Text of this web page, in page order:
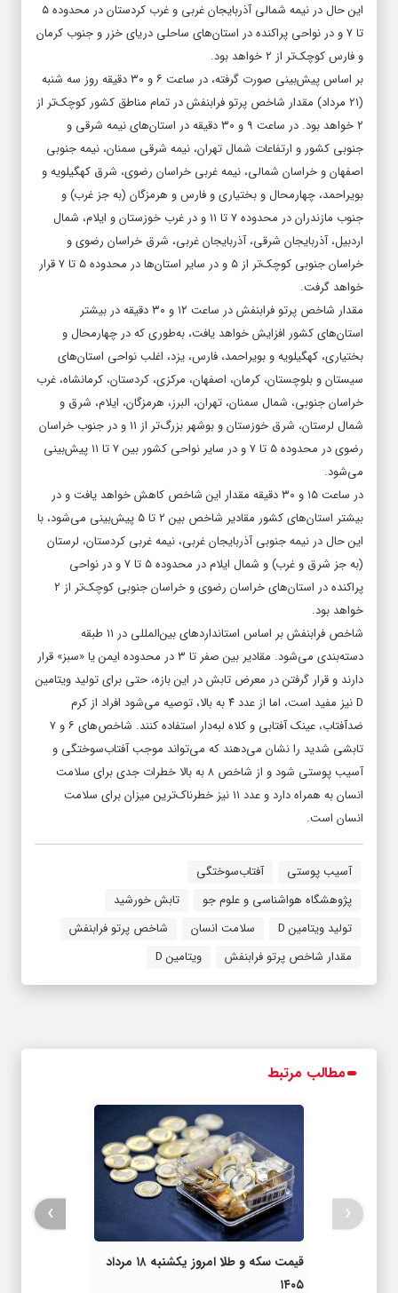
این حال در نیمه شمالی آذربایجان غربی و غرب کردستان در محدوده ۵
تا ۷ و در نواحی پراکنده در استان‌های ساحلی دریای خزر و جنوب کرمان
و فارس کوچک‌تر از ۲ خواهد بود.
بر اساس پیش‌بینی صورت گرفته، در ساعت ۶ و ۳۰ دقیقه روز سه شنبه
(۲۱ مرداد) مقدار شاخص پرتو فرابنفش در تمام مناطق کشور کوچک‌تر از
۲ خواهد بود. در ساعت ۹ و ۳۰ دقیقه در استان‌های نیمه شرقی و
جنوبی کشور و ارتفاعات شمال تهران، نیمه شرقی سمنان، نیمه جنوبی
اصفهان و خراسان شمالی، نیمه غربی خراسان رضوی، شرق کهگیلویه و
بویراحمد، چهارمحال و بختیاری و فارس و هرمزگان (به جز غرب) و
جنوب مازندران در محدوده ۷ تا ۱۱ و در غرب خوزستان و ایلام، شمال
اردبیل، آذربایجان شرقی، آذربایجان غربی، شرق خراسان رضوی و
خراسان جنوبی کوچک‌تر از ۵ و در سایر استان‌ها در محدوده ۵ تا ۷ قرار
خواهد گرفت.
مقدار شاخص پرتو فرابنفش در ساعت ۱۲ و ۳۰ دقیقه در بیشتر
استان‌های کشور افزایش خواهد یافت، به‌طوری که در چهارمحال و
بختیاری، کهگیلویه و بویراحمد، فارس، یزد، اغلب نواحی استان‌های
سیستان و بلوچستان، کرمان، اصفهان، مرکزی، کردستان، کرمانشاه، غرب
خراسان جنوبی، شمال سمنان، تهران، البرز، هرمزگان، ایلام، شرق و
شمال لرستان، شرق خوزستان و بوشهر بزرگ‌تر از ۱۱ و در جنوب خراسان
رضوی در محدوده ۵ تا ۷ و در سایر نواحی کشور بین ۷ تا ۱۱ پیش‌بینی
می‌شود.
در ساعت ۱۵ و ۳۰ دقیقه مقدار این شاخص کاهش خواهد یافت و در
بیشتر استان‌های کشور مقادیر شاخص بین ۲ تا ۵ پیش‌بینی می‌شود، با
این حال در نیمه جنوبی آذربایجان غربی، نیمه غربی کردستان، لرستان
(به جز شرق و غرب) و شمال ایلام در محدوده ۵ تا ۷ و در نواحی
پراکنده در استان‌های خراسان رضوی و خراسان جنوبی کوچک‌تر از ۲
خواهد بود.
شاخص فرابنفش بر اساس استاندارد‌های بین‌المللی در ۱۱ طبقه
دسته‌بندی می‌شود. مقادیر بین صفر تا ۳ در محدوده ایمن یا «سبز» قرار
دارند و قرار گرفتن در معرض تابش در این بازه، حتی برای تولید ویتامین
D نیز مفید است، اما از عدد ۴ به بالا، توصیه می‌شود افراد از کرم
ضدآفتاب، عینک آفتابی و کلاه لبه‌دار استفاده کنند. شاخص‌های ۶ و ۷
تابشی شدید را نشان می‌دهند که می‌تواند موجب آفتاب‌سوختگی و
آسیب پوستی شود و از شاخص ۸ به بالا خطرات جدی برای سلامت
انسان به همراه دارد و عدد ۱۱ نیز خطرناک‌ترین میزان برای سلامت
انسان است.
آسیب پوستی
آفتاب‌سوختگی
پژوهشگاه هواشناسی و علوم جو
تابش خورشید
تولید ویتامین D
سلامت انسان
شاخص پرتو فرابنفش
مقدار شاخص پرتو فرابنفش
ویتامین D
مطالب مرتبط
قیمت سکه و طلا امروز یکشنبه ۱۸ مرداد
۱۴۰۵
‹
›